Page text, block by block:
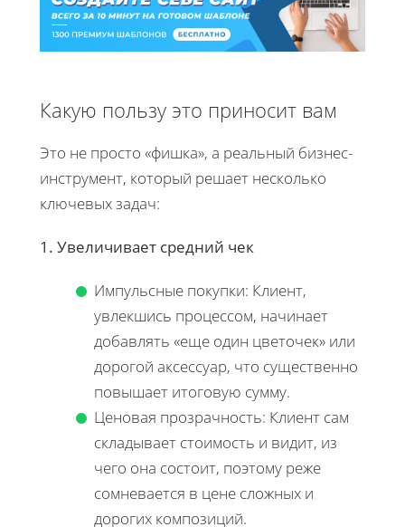
Какую пользу это приносит вам
Это не просто «фишка», а реальный бизнес-
инструмент, который решает несколько
ключевых задач:
1. Увеличивает средний чек
Импульсные покупки: Клиент,
увлекшись процессом, начинает
добавлять «еще один цветочек» или
дорогой аксессуар, что существенно
повышает итоговую сумму.
Ценовая прозрачность: Клиент сам
складывает стоимость и видит, из
чего она состоит, поэтому реже
сомневается в цене сложных и
дорогих композиций.